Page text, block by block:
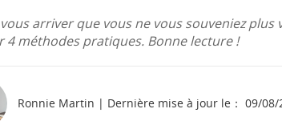
arriver que vous ne vous souveniez
4 méthodes pratiques. Bonne lecture !
Ronnie Martin | Dernière mise à jour le： 09/08/